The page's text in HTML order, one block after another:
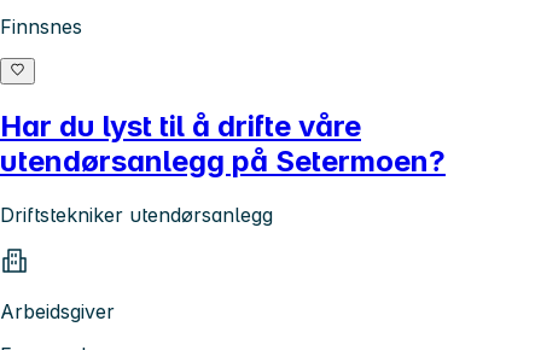
Finnsnes
Har du lyst til å drifte våre
utendørsanlegg på Setermoen?
Driftstekniker utendørsanlegg
Arbeidsgiver